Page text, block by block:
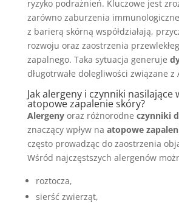
ryzyko podrażnień. Kluczowe jest
zarówno zaburzenia
z barierą skórną współdziałają,
rozwoju oraz zaostrzenia
zapalnego. Taka sytuacja generuje
długotrwałe dolegliwości związane z
Jak alergeny i czynniki nasilające
atopowe zapalenie skóry?
Alergenyoraz różnorodne czynniki
znaczący wpływ na atopowe
często prowadząc do zaostrzenia
Wśród najczęstszych alergenów
roztocza,
sierść zwierząt,